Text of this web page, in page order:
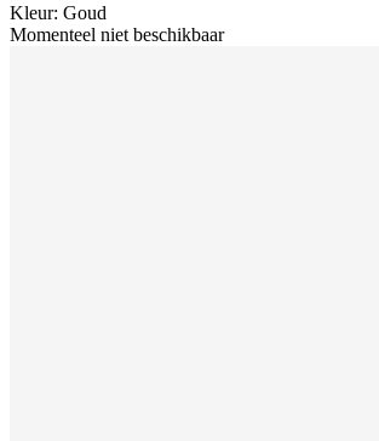
Kleur: Goud
Momenteel niet beschikbaar